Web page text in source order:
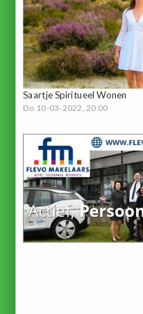
Saartje Spiritueel Wonen
Do 10-03-2022, 20:00